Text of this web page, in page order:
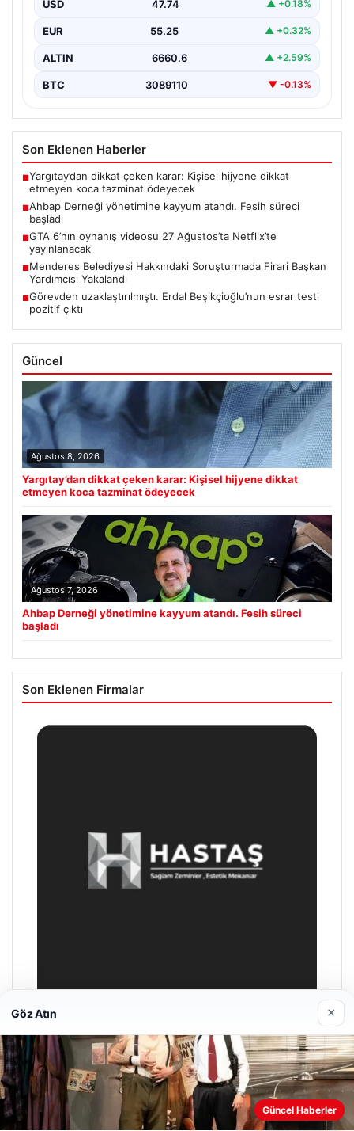
USD 47.74 ▲ +0.18%
EUR 55.25 ▲ +0.32%
ALTIN 6660.6 ▲ +2.59%
BTC 3089110 ▼ -0.13%
Son Eklenen Haberler
■Yargıtay’dan dikkat çeken karar: Kişisel hijyene dikkat
etmeyen koca tazminat ödeyecek
■Ahbap Derneği yönetimine kayyum atandı. Fesih süreci
başladı
■GTA 6’nın oynanış videosu 27 Ağustos’ta Netflix’te
yayınlanacak
■Menderes Belediyesi Hakkındaki Soruşturmada Firari Başkan
Yardımcısı Yakalandı
■Görevden uzaklaştırılmıştı. Erdal Beşikçioğlu’nun esrar testi
pozitif çıktı
Güncel
Ağustos 8, 2026
Yargıtay’dan dikkat çeken karar: Kişisel hijyene dikkat
etmeyen koca tazminat ödeyecek
Ağustos 7, 2026
Ahbap Derneği yönetimine kayyum atandı. Fesih süreci
başladı
Son Eklenen Firmalar
Enes Kaplan Avukatlık Bürosu
Nisan 28, 2026
Web sitemizi nasıl kullandığınızı daha iyi anlayabilmek,
Göz Atın ×
Güncel Haberler